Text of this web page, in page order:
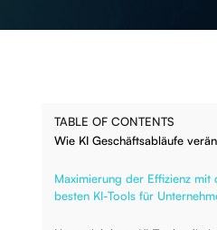
TABLE OF CONTENTS
Wie KI Geschäftsabläufe
Maximierung der Effizienz mit
besten KI-Tools für